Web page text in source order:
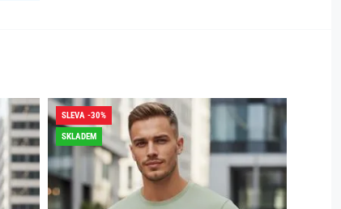
SLEVA -30%
SKLADEM